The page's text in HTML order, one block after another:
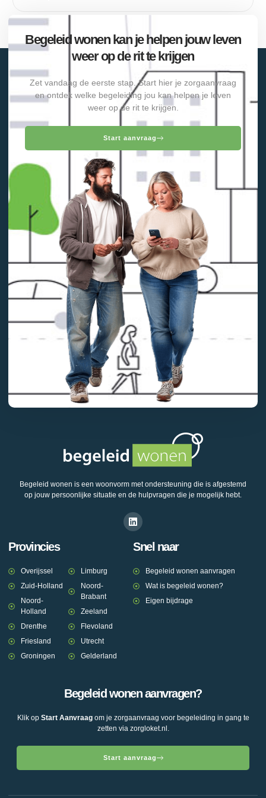
Begeleid wonen kan je helpen jouw leven
weer op de rit te krijgen
Zet vandaag de eerste stap. Start hier je zorgaanvraag
en ontdek welke begeleiding jou kan helpen je leven
weer op de rit te krijgen.
Start aanvraag
Begeleid wonen is een woonvorm met ondersteuning die is afgestemd
op jouw persoonlijke situatie en de hulpvragen die je mogelijk hebt.
Provincies
Overijssel
Zuid-Holland
Noord-
Holland
Drenthe
Friesland
Groningen
Limburg
Noord-
Brabant
Zeeland
Flevoland
Utrecht
Gelderland
Snel naar
Begeleid wonen aanvragen
Wat is begeleid wonen?
Eigen bijdrage
Begeleid wonen aanvragen?
Klik op Start Aanvraagom je zorgaanvraag voor begeleiding in gang te
zetten via zorgloket.nl.
Start aanvraag